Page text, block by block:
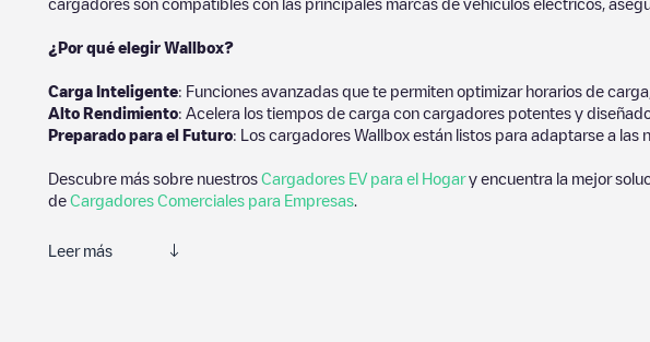
cargadores son compatibles con las principales marcas de vehículos eléctricos,
¿Por qué elegir Wallbox?
Carga Inteligente: Funciones avanzadas que te permiten optimizar horarios de
Alto Rendimiento: Acelera los tiempos de carga con cargadores potentes y
Preparado para el Futuro: Los cargadores Wallbox están listos para adaptarse a las
Descubre más sobre nuestros Cargadores EV para el Hogary encuentra la mejor
de Cargadores Comerciales para Empresas
Leer más